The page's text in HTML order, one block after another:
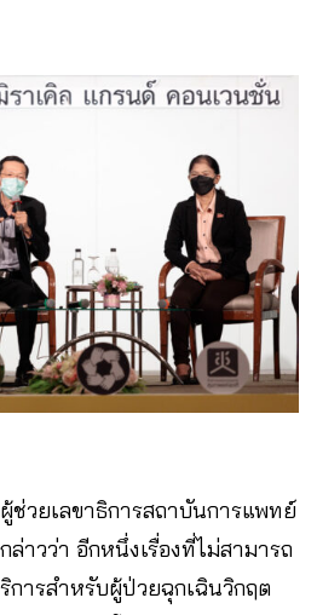
ผู้ช่วยเลขาธิการสถาบันการแพทย์
าวว่า อีกหนึ่งเรื่องที่ไม่สามารถ
การสำหรับผู้ป่วยฉุกเฉินวิกฤต